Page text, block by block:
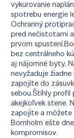
vykurovanie
spotrebu energie
Ochranný
pred nečistotami
prvom
bez centrálneho
aj nájomné byty.
nevyžaduje
zapojíte do
sebou.Štíhly profil
akejkoľvek stene.
zapojíte a môžete
Bornholm ešte
kompromisov.